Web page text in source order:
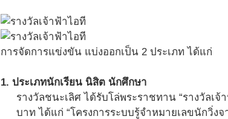
การจัดการแข่งขัน แบ่งออกเป็น 2 ประเภท ได้แก่
1. ประเภทนักเรียน นิสิต นักศึกษา
รางวัลชนะเลิศ ได้รับโล่พระราชทาน “รางวัลเ
บาท ได้แก่ “โครงการระบบรู้จำหมายเลขนักวิ่งจ